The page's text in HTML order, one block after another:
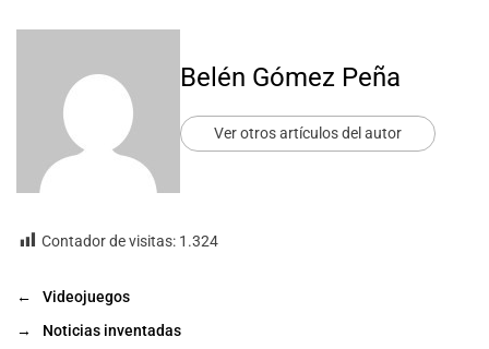
Belén Gómez Peña
Ver otros artículos del autor
Contador de visitas: 1.324
←
Videojuegos
→
Noticias inventadas